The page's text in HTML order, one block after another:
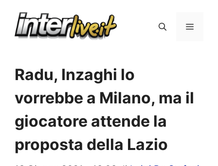
Menu
Radu, Inzaghi lo
vorrebbe a Milano, ma il
giocatore attende la
proposta della Lazio